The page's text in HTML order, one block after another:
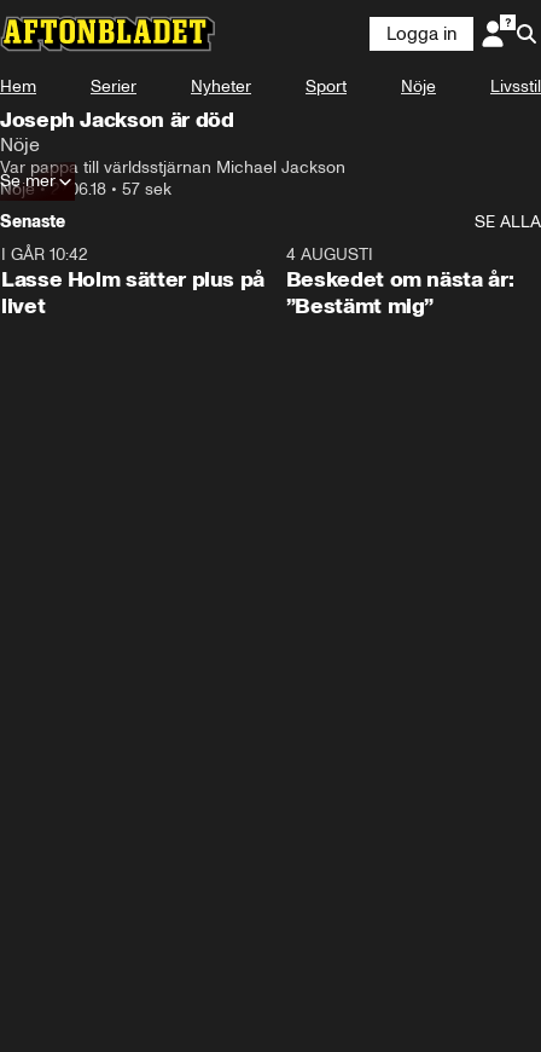
Logga in
Hem Serier Nyheter Sport Nöje Livsstil
Joseph Jackson är död
Nöje
Var pappa till världsstjärnan Michael Jackson
Nöje•27.06.18 • 57 sek
Se mer
Senaste
SE ALLA
I GÅR 10:42
Lasse Holm sätter plus på
livet
4 AUGUSTI
Beskedet om nästa år:
”Bestämt mig”